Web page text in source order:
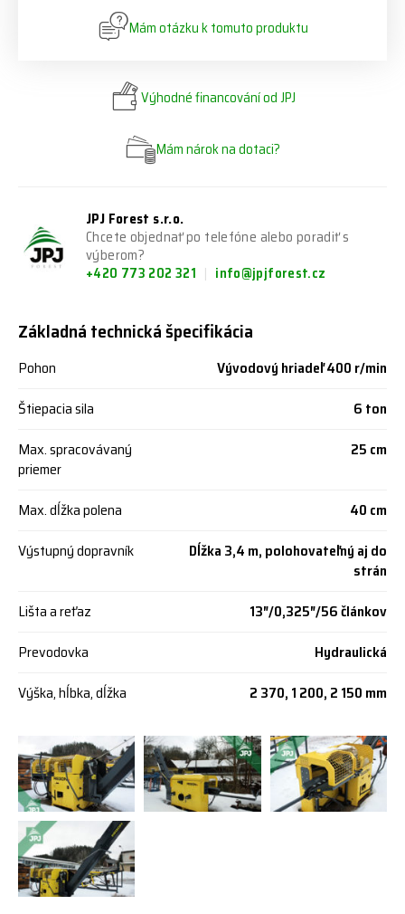
Mám otázku k tomuto produktu
Výhodné financování od JPJ
Mám nárok na dotaci?
JPJ Forest s.r.o.
Chcete objednať po telefóne alebo poradiť s
výberom?
+420 773 202 321
info@jpjforest.cz
Základná technická špecifikácia
Pohon
Vývodový hriadeľ 400 r/min
Štiepacia sila
6 ton
Max. spracovávaný
priemer
25 cm
Max. dĺžka polena
40 cm
Výstupný dopravník
Dĺžka 3,4 m, polohovateľný aj do
strán
Lišta a reťaz
13″/0,325″/56 článkov
Prevodovka
Hydraulická
Výška, hĺbka, dĺžka
2 370, 1 200, 2 150 mm